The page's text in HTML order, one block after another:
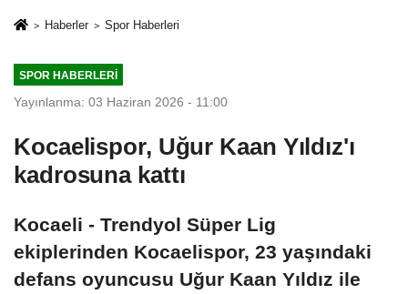
Haberler Spor Haberleri
SPOR HABERLERI
Yayınlanma: 03 Haziran 2026 - 11:00
Kocaelispor, Uğur Kaan Yıldız'ı
kadrosuna kattı
Kocaeli - Trendyol Süper Lig
ekiplerinden Kocaelispor, 23 yaşındaki
defans oyuncusu Uğur Kaan Yıldız ile